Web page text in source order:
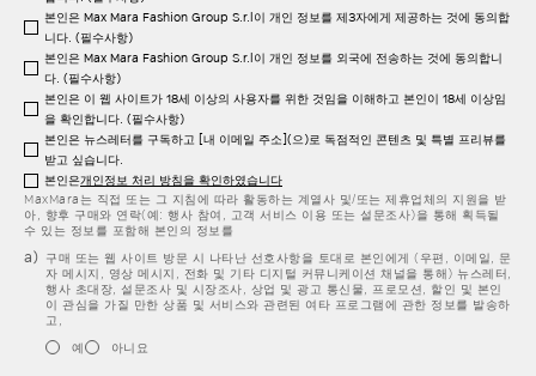
본인은 Max Mara Fashion Group S.r.l이 개인 정보를 제3자에게 제공하는 것에 동의합
니다. (필수사항)
본인은 Max Mara Fashion Group S.r.l이 개인 정보를 외국에 전송하는 것에 동의합니
다. (필수사항)
본인은 이 웹 사이트가 18세 이상의 사용자를 위한 것임을 이해하고 본인이 18세 이상임
을 확인합니다. (필수사항)
본인은 뉴스레터를 구독하고 [내 이메일 주소](으)로 독점적인 콘텐츠 및 특별 프리뷰를
받고 싶습니다.
본인은개인정보 처리 방침을 확인하였습니다
MaxMara는 직접 또는 그 지침에 따라 활동하는 계열사 및/또는 제휴업체의 지원을 받
아, 향후 구매와 연락(예: 행사 참여, 고객 서비스 이용 또는 설문조사)을 통해 획득될
수 있는 정보를 포함해 본인의 정보를
구매 또는 웹 사이트 방문 시 나타난 선호사항을 토대로 본인에게 (우편, 이메일, 문
자 메시지, 영상 메시지, 전화 및 기타 디지털 커뮤니케이션 채널을 통해) 뉴스레터,
행사 초대장, 설문조사 및 시장조사, 상업 및 광고 통신물, 프로모션, 할인 및 본인
이 관심을 가질 만한 상품 및 서비스와 관련된 여타 프로그램에 관한 정보를 발송하
고,
예
아니요